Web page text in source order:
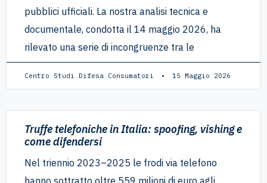
pubblici ufficiali. La nostra analisi tecnica e
documentale, condotta il 14 maggio 2026, ha
rilevato una serie di incongruenze tra le
Centro Studi Difesa Consumatori 15 Maggio 2026
Truffe telefoniche in Italia: spoofing, vishing e
come difendersi
Nel triennio 2023–2025 le frodi via telefono
hanno sottratto oltre 559 milioni di euro agli